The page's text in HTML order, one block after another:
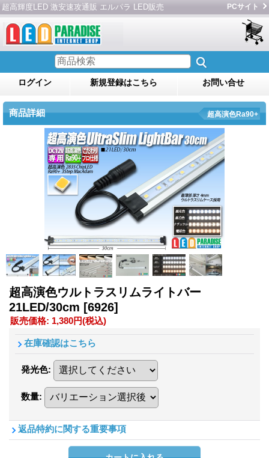
超高輝度LED 激安速攻通販 エルパラ LED販売 PCサイト
ログイン 新規登録はこちら お問い合せ
商品詳細 超高演色Ra90+
超高演色ウルトラスリムライトバー
21LED/30cm [6926]
販売価格: 1,380円(税込)
在庫確認はこちら
発光色:
数量:
返品特約に関する重要事項